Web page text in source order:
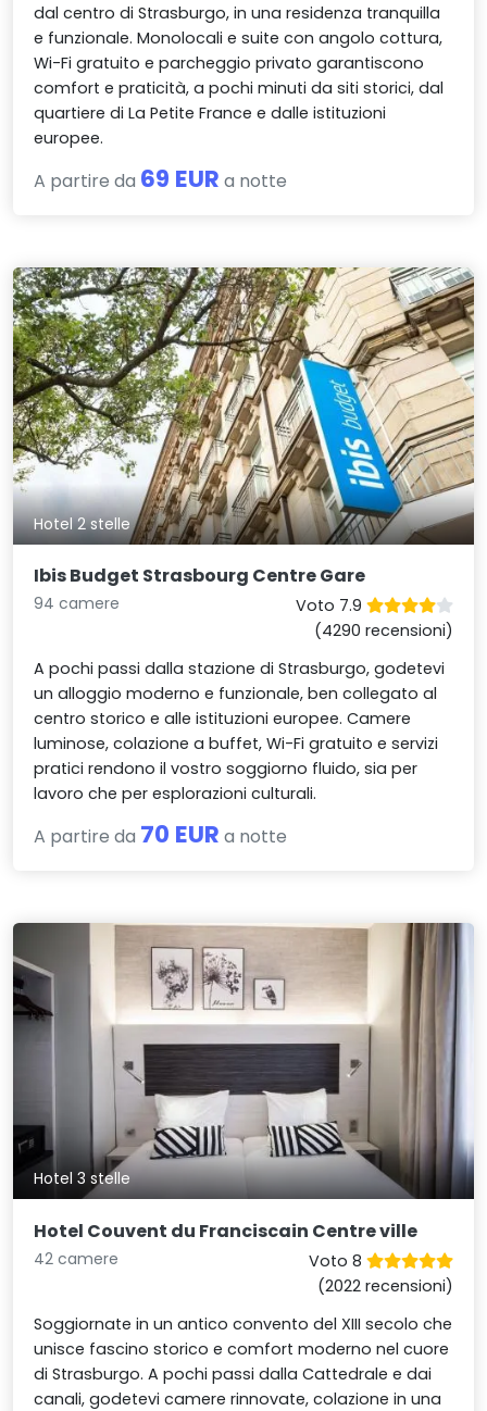
dal centro di Strasburgo, in una residenza tranquilla
e funzionale. Monolocali e suite con angolo cottura,
Wi-Fi gratuito e parcheggio privato garantiscono
comfort e praticità, a pochi minuti da siti storici, dal
quartiere di La Petite France e dalle istituzioni
europee.
A partire da 69 EUR a notte
Hotel 2 stelle
Ibis Budget Strasbourg Centre Gare
94 camere
Voto 7.9
(4290 recensioni)
A pochi passi dalla stazione di Strasburgo, godetevi
un alloggio moderno e funzionale, ben collegato al
centro storico e alle istituzioni europee. Camere
luminose, colazione a buffet, Wi-Fi gratuito e servizi
pratici rendono il vostro soggiorno fluido, sia per
lavoro che per esplorazioni culturali.
A partire da 70 EUR a notte
Hotel 3 stelle
Hotel Couvent du Franciscain Centre ville
42 camere
Voto 8
(2022 recensioni)
Soggiornate in un antico convento del XIII secolo che
unisce fascino storico e comfort moderno nel cuore
di Strasburgo. A pochi passi dalla Cattedrale e dai
canali, godetevi camere rinnovate, colazione in una